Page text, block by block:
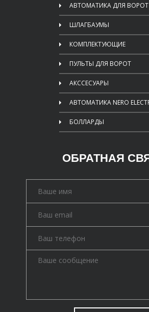
АВТОМАТИКА ДЛЯ ВОРОТ
ШЛАГБАУМЫ
КОМПЛЕКТУЮЩИЕ
ПУЛЬТЫ ДЛЯ ВОРОТ
АКССЕСУАРЫ
АВТОМАТИКА NERO
БОЛЛАРДЫ
ОБРАТНАЯ